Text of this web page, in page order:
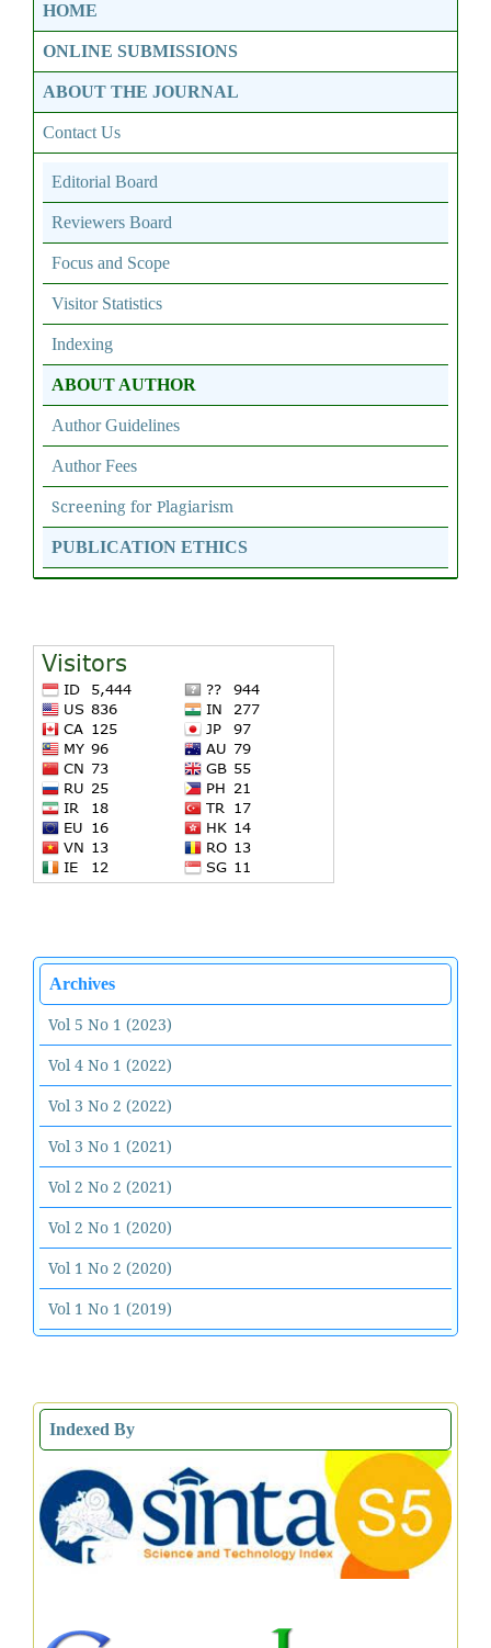
HOME
ONLINE SUBMISSIONS
ABOUT THE JOURNAL
Contact Us
Editorial Board
Reviewers Board
Focus and Scope
Visitor Statistics
Indexing
ABOUT AUTHOR
Author Guidelines
Author Fees
Screening for Plagiarism
PUBLICATION ETHICS
Archives
Vol 5 No 1 (2023)
Vol 4 No 1 (2022)
Vol 3 No 2 (2022)
Vol 3 No 1 (2021)
Vol 2 No 2 (2021)
Vol 2 No 1 (2020)
Vol 1 No 2 (2020)
Vol 1 No 1 (2019)
Indexed By